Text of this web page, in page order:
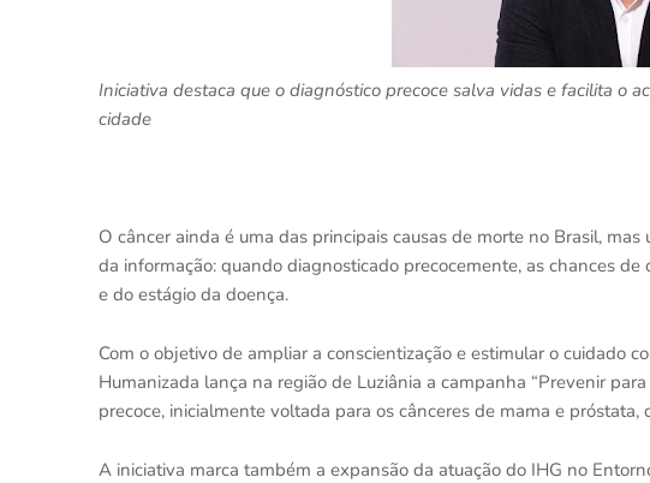
Iniciativa destaca que o diagnóstico precoce salva vidas e facilita o
cidade
O câncer ainda é uma das principais causas de morte no Brasil,
da informação: quando diagnosticado precocemente, as chances
e do estágio da doença.
Com o objetivo de ampliar a conscientização e estimular o cuidado
Humanizada lança na região de Luziânia a campanha “Prevenir
precoce, inicialmente voltada para os cânceres de mama e
A iniciativa marca também a expansão da atuação do IHG no